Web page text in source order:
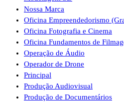
Nossa Marca
Oficina Empreendedorismo
Oficina Fotografia e Cinema
Oficina Fundamentos de
Operação de Áudio
Operador de Drone
Principal
Produção Audiovisual
Produção de Documentários